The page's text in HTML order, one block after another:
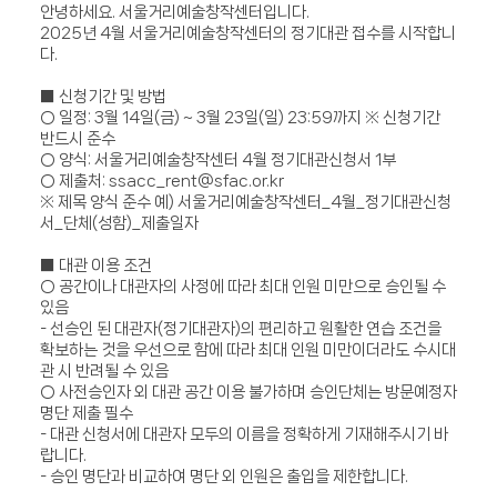
안녕하세요. 서울거리예술창작센터입니다.
2025년 4월 서울거리예술창작센터의 정기대관 접수를 시작합니
다.
신청기간 및 방법
○ 일정: 3월 14일(금) ~ 3월 23일(일) 23:59까지 ※ 신청기간
반드시 준수
○ 양식: 서울거리예술창작센터 4월 정기대관신청서 1부
○ 제출처 : ssacc_rent@sfac.or.kr
※ 제목 양식 준수 예 ) 서울거리예술창작센터 _4월
정기대관신청
서
단체 (성함)_ 제출일자
대관 이용 조건
○ 공간이나 대관자의 사정에 따라 최대 인원 미만으로 승인될 수
있음
-선승인 된 대관자(정기대관자)의 편리하고 원활한 연습 조건을
확보하는 것을 우선으로 함에 따라 최대 인원 미만이더라도 수시대
관 시 반려될 수 있음
○ 사전승인자 외 대관 공간 이용 불가하며 승인단체는 방문예정자
명단 제출 필수
- 대관 신청서에 대관자 모두의 이름을 정확하게 기재해주시기 바
랍니다.
- 승인 명단과 비교하여 명단 외 인원은 출입을 제한합니다.